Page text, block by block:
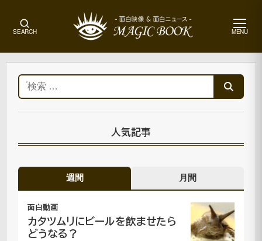
SEARCH MENU
メ
ュ
ー
ー 検
索:
人気記事
週間 月間
面白動画
カタツムリにビールを飲ませたら
どうなる？